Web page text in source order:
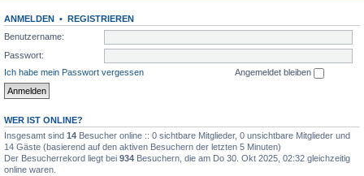
ANMELDEN • REGISTRIEREN
Benutzername:
Passwort:
Ich habe mein Passwort vergessen
Angemeldet bleiben
WER IST ONLINE?
Insgesamt sind 14 Besucher online :: 0 sichtbare Mitglieder, 0 unsichtbare Mitglieder und
14 Gäste (basierend auf den aktiven Besuchern der letzten 5 Minuten)
Der Besucherrekord liegt bei 934 Besuchern, die am Do 30. Okt 2025, 02:32 gleichzeitig
online waren.